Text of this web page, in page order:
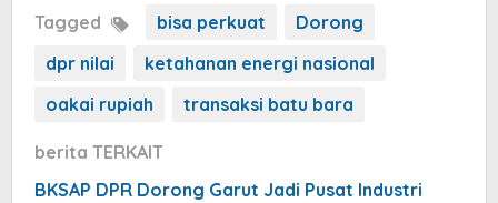
Tagged bisa perkuat
Dorong
dpr nilai
ketahanan energi nasional
oakai rupiah
transaksi batu bara
berita TERKAIT
BKSAP DPR Dorong Garut Jadi Pusat Industri